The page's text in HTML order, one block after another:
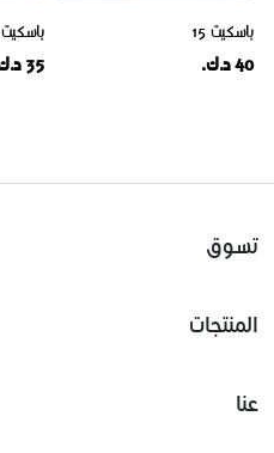
باسكيت 15
40 د.ك.
باسكيت 14
35 د.ك.
تسوق
المنتجات
عنا